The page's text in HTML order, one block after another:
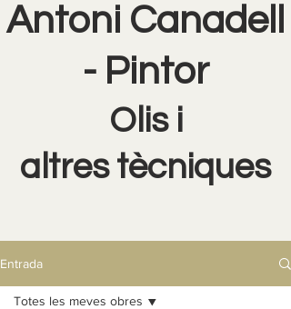
Antoni Canadell
- Pintor
Olis i
altres tècniques
Entrada
Totes les meves obres